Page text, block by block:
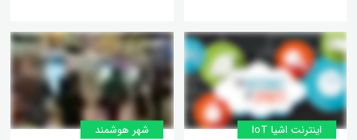
اینترنت اشیا IoT شهر هوشمند